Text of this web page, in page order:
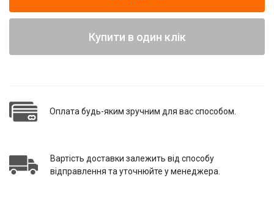
Купити в один клік
Оплата будь-яким зручним для вас способом.
Вартість доставки залежить від способу
відправлення та уточнюйте у менеджера.